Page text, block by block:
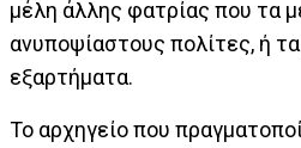
μέλη άλλης φατρίας που τα
ανυποψίαστους πολίτες, ή
εξαρτήματα.
Το αρχηγείο που